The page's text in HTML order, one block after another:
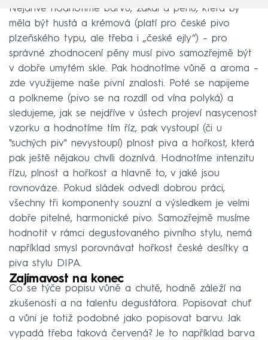
Nejdříve hodnotíme barvu, zákal a pěnu, která by
měla být hustá a krémová (platí pro české pivo
plzeňského typu, ale třeba i „české ejly“) – pro
správné zhodnocení pěny musí pivo samozřejmě být
v dobře umytém skle. Pak hodnotíme vůně a aroma –
zde využijeme naše pivní znalosti. Poté se napijeme
a polkneme (pivo se na rozdíl od vína polyká) a
sledujeme, jak se nejdříve v ústech projeví nasycenost
vzorku a hodnotíme tím říz, pak vystoupí (či u
"suchých piv" nevystoupí) plnost piva a hořkost, která
pak ještě nějakou chvíli doznívá. Hodnotíme intenzitu
řízu, plnost a hořkost a hlavně to, v jaké jsou
rovnováze. Pokud sládek odvedl dobrou práci,
všechny tři komponenty souzní a výsledkem je velmi
dobře pitelné, harmonické pivo. Samozřejmě musíme
hodnotit v rámci degustovaného pivního stylu, nemá
například smysl porovnávat hořkost české desítky a
piva stylu DIPA.
Zajímavost na konec
Co se týče popisu vůně a chutě, hodně záleží na
zkušenosti a na talentu degustátora. Popisovat chuť
a vůni je totiž podobné jako popisovat barvu. Jak
vypadá třeba taková červená? Je to například barva